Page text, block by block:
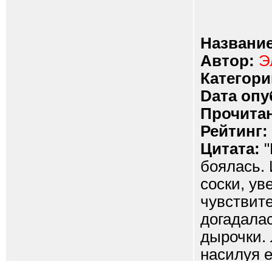
Автор:
Dата
Рейтинг:
Цитата:
боялась.
соски,
дырочки.
насилуя